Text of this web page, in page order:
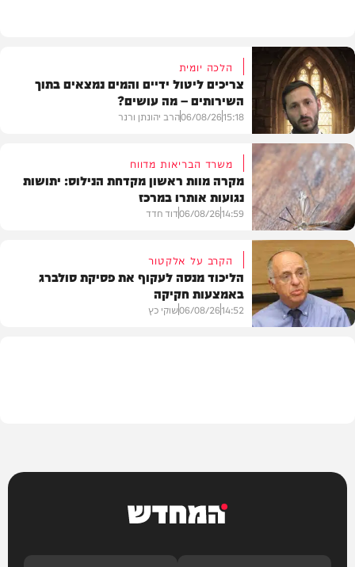
הלכה
הלכה יומית
צריכים ליטול ידיים והמים נמצאים בתוך
השירותים – מה עושים?
15:18
06/08/26הרב יהונתן ורנר
בריאות
משרד הבריאות מדווח
מקרה מוות ראשון מקדחת הנילוס: יתושות
נגועות אותרו במרכז
14:59
06/08/26דוד חדד
הקרב על אלקטור
הליכוד מנסה לעקוף את פסיקת סולברג
באמצעות חקיקה
14:52
06/08/26שוקי כץ
המחדש